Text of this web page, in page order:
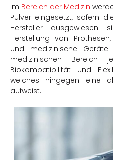
Im Bereich der Medizin
Pulver eingesetzt, sofern
Hersteller
Herstellung von
und medizinische Geräte
medizinischen Bereich
Biokompatibilität und
welches hingegen eine
aufweist.